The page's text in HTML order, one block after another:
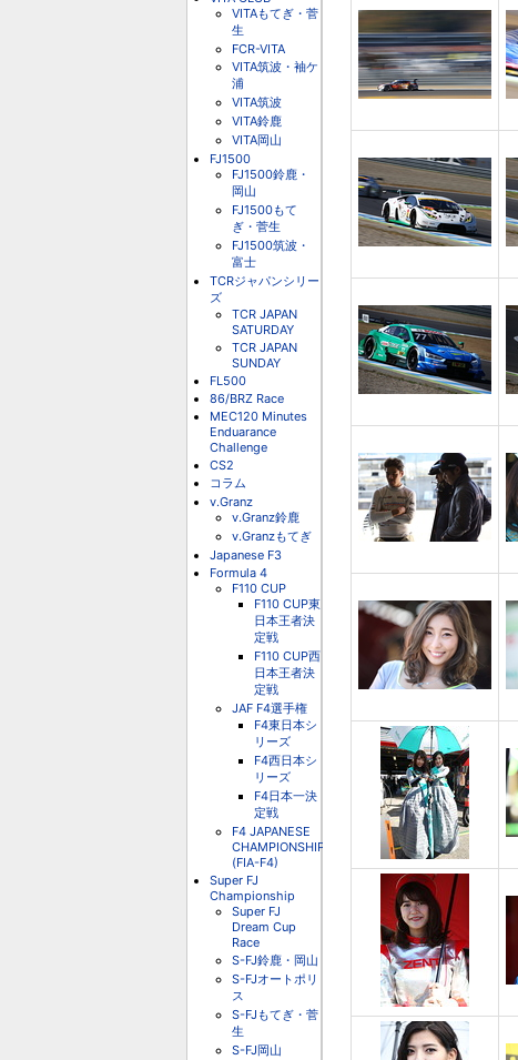
VITAもてぎ・菅
生
FCR-VITA
VITA筑波・袖ケ
浦
VITA筑波
VITA鈴鹿
VITA岡山
FJ1500
FJ1500鈴鹿・
岡山
FJ1500もて
ぎ・菅生
FJ1500筑波・
富士
TCRジャパンシリー
ズ
TCR JAPAN
SATURDAY
TCR JAPAN
SUNDAY
FL500
86/BRZ Race
MEC120 Minutes
Enduarance
Challenge
CS2
コラム
v.Granz
v.Granz鈴鹿
v.Granzもてぎ
Japanese F3
Formula 4
F110 CUP
F110 CUP東
日本王者決
定戦
F110 CUP西
日本王者決
定戦
JAF F4選手権
F4東日本シ
リーズ
F4西日本シ
リーズ
F4日本一決
定戦
F4 JAPANESE
CHAMPIONSHIP
(FIA-F4)
Super FJ
Championship
Super FJ
Dream Cup
Race
S-FJ鈴鹿・岡山
S-FJオートポリ
ス
S-FJもてぎ・菅
生
S-FJ岡山